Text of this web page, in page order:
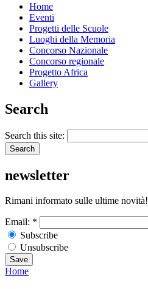
Home
Eventi
Progetti delle Scuole
Luoghi della Memoria
Concorso Nazionale
Concorso regionale
Progetto Africa
Gallery
Search
Search this site:
newsletter
Rimani informato sulle ultime novità!
Email: *
Subscribe
Unsubscribe
Home